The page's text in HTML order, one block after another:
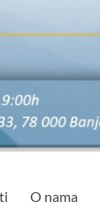
O nama